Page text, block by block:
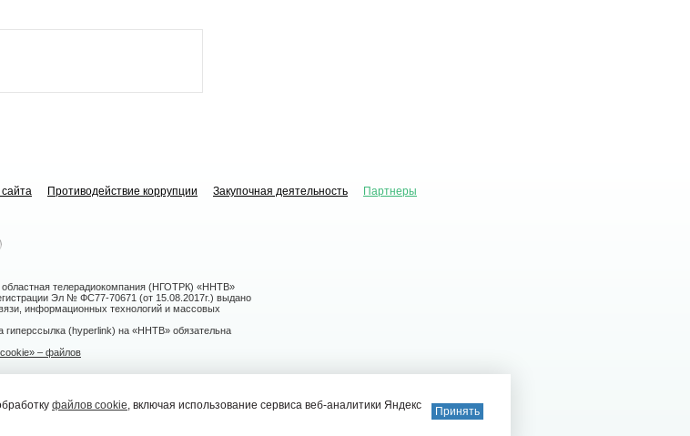
сайта Противодействие коррупции Закупочная деятельность Партнеры
телерадиокомпания (НГОТРК) «ННТВ»
Эл № ФС77-70671 (от 15.08.2017г.) выдано
информационных технологий и массовых
(hyperlink) на «ННТВ» обязательна
– файлов
файлов cookie, включая использование сервиса веб-аналитики Яндекс
Принять